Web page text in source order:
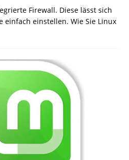
Firewall. Diese lässt sich
einfach einstellen. Wie Sie Linux